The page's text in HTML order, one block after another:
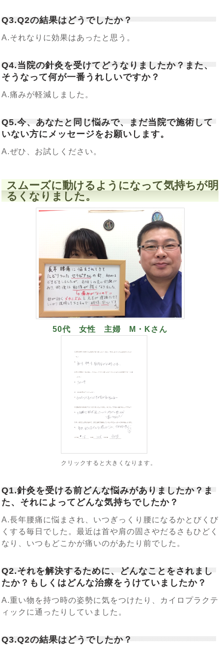
Q3.Q2の結果はどうでしたか？
A.それなりに効果はあったと思う。
Q4.当院の針灸を受けてどうなりましたか？また、
そうなって何が一番うれしいですか？
A.痛みが軽減しました。
Q5.今、あなたと同じ悩みで、まだ当院で施術して
いない方にメッセージをお願いします。
A.ぜひ、お試しください。
スムーズに動けるようになって気持ちが明
るくなりました。
50代 女性 主婦 M・Kさん
クリックすると大きくなります。
Q1.針灸を受ける前どんな悩みがありましたか？ま
た、それによってどんな気持ちでしたか？
A.長年腰痛に悩まされ、いつぎっくり腰になるかとびくび
くする毎日でした。最近は首や肩の固さやだるさもひどく
なり、いつもどこかが痛いのがあたり前でした。
Q2.それを解決するために、どんなことをされまし
たか？もしくはどんな治療をうけていましたか？
A.重い物を持つ時の姿勢に気をつけたり、カイロプラクテ
ィックに通ったりしていました。
Q3.Q2の結果はどうでしたか？